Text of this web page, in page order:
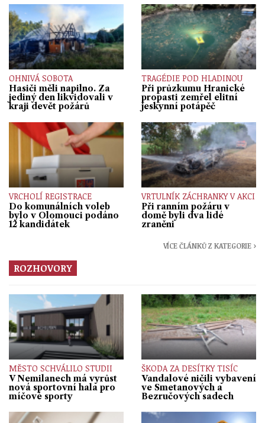
OHNIVÁ SOBOTA
Hasiči měli napilno. Za
jediný den likvidovali v
kraji devět požárů
TRAGÉDIE POD HLADINOU
Při průzkumu Hranické
propasti zemřel elitní
jeskynní potápěč
VRCHOLÍ REGISTRACE
Do komunálních voleb
bylo v Olomouci podáno
12 kandidátek
VRTULNÍK ZÁCHRANKY V AKCI
Při ranním požáru v
domě byli dva lidé
zraněni
VÍCE ČLÁNKŮ Z KATEGORIE ›
ROZHOVORY
MĚSTO SCHVÁLILO STUDII
V Nemilanech má vyrůst
nová sportovní hala pro
míčové sporty
ŠKODA ZA DESÍTKY TISÍC
Vandalové ničili vybavení
ve Smetanových a
Bezručových sadech